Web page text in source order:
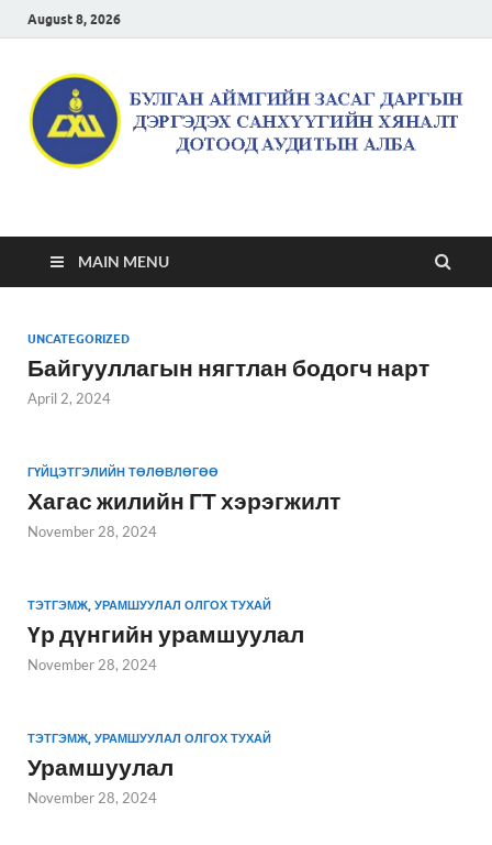
August 8, 2026
Булган аймгийн засаг
даргын дэргэдэх
санхүүгийн хяналт
дотоод аудитын алба
MAIN MENU
UNCATEGORIZED
Байгууллагын нягтлан бодогч нарт
April 2, 2024
ГҮЙЦЭТГЭЛИЙН ТӨЛӨВЛӨГӨӨ
Хагас жилийн ГТ хэрэгжилт
November 28, 2024
ТЭТГЭМЖ, УРАМШУУЛАЛ ОЛГОХ ТУХАЙ
Үр дүнгийн урамшуулал
November 28, 2024
ТЭТГЭМЖ, УРАМШУУЛАЛ ОЛГОХ ТУХАЙ
Урамшуулал
November 28, 2024